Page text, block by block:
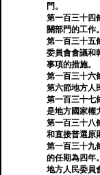
門。
第一百三十四
關部門的工作。
第一百三十五
委員會會議和
事項的措施。
第一百三十六
第六節地方人
第一百三十七
是地方國家權
第一百三十八
和直接普選原
第一百三十九
的任期為四年。
地方人民委員